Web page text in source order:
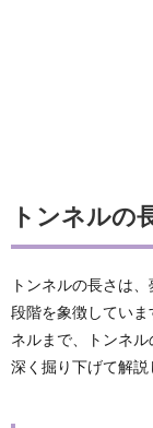
トンネルの
トンネルの長さは
段階を象徴してい
ネルまで、トンネ
深く掘り下げて解説